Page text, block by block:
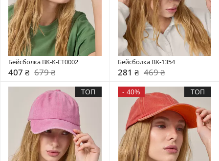
Бейсболка BK-K-ET0002
407 ₴ 679 ₴
Бейсболка BK-1354
281 ₴ 469 ₴
ТОП - 40% ТОП